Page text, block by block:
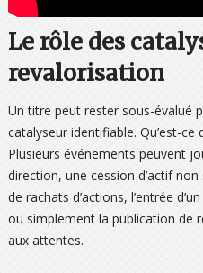
Le rôle des
revalorisation
Un titre peut rester sous-évalué
catalyseur identifiable. Qu’est-ce
Plusieurs événements peuvent
direction, une cession d’actif non
de rachats d’actions, l’entrée
ou simplement la publication de
aux attentes.